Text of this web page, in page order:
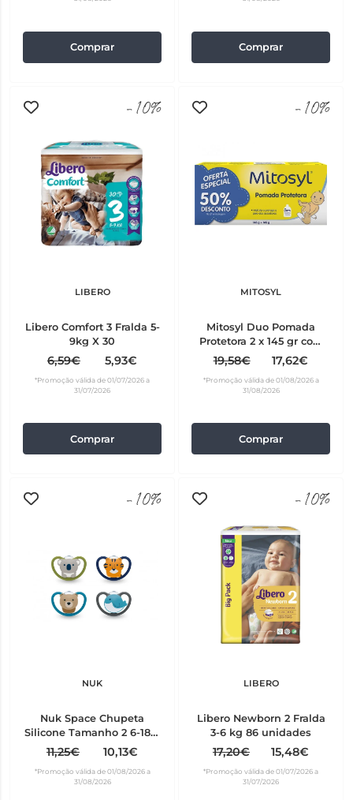
Comprar Comprar
-10%
LIBERO
Libero Comfort 3 Fralda 5-
9kg X 30
6,59€ 5,93€
*Promoção válida de 01/07/2026 a
31/07/2026
Comprar
-10%
MITOSYL
Mitosyl Duo Pomada
Protetora 2 x 145 gr com
Desconto de 50% na 2ª
Embalagem
19,58€ 17,62€
*Promoção válida de 01/08/2026 a
31/08/2026
Comprar
-10%
NUK
Nuk Space Chupeta
Silicone Tamanho 2 6-18m
11,25€ 10,13€
*Promoção válida de 01/08/2026 a
31/08/2026
-10%
LIBERO
Libero Newborn 2 Fralda
3-6 kg 86 unidades
17,20€ 15,48€
*Promoção válida de 01/07/2026 a
31/07/2026